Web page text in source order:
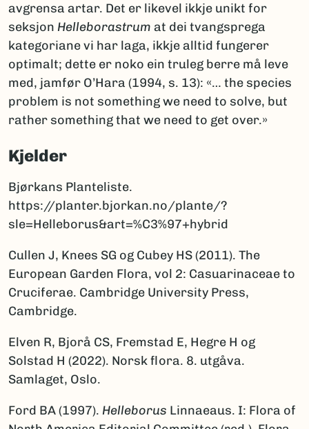
avgrensa artar. Det er likevel ikkje unikt for
seksjon Helleborastrum at dei tvangsprega
kategoriane vi har laga, ikkje alltid fungerer
optimalt; dette er noko ein truleg berre må leve
med, jamfør O’Hara (1994, s. 13): «… the species
problem is not something we need to solve, but
rather something that we need to get over.»
Kjelder
Bjørkans Planteliste.
https://planter.bjorkan.no/plante/?
sle=Helleborus&art=%C3%97+hybrid
Cullen J, Knees SG og Cubey HS (2011). The
European Garden Flora, vol 2: Casuarinaceae to
Cruciferae. Cambridge University Press,
Cambridge.
Elven R, Bjorå CS, Fremstad E, Hegre H og
Solstad H (2022). Norsk flora. 8. utgåva.
Samlaget, Oslo.
Ford BA (1997). Helleborus Linnaeaus. I: Flora of